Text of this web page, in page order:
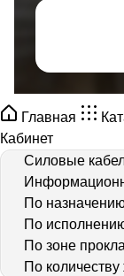
Главная
Кабинет
Силовые
По
По
По зоне
По